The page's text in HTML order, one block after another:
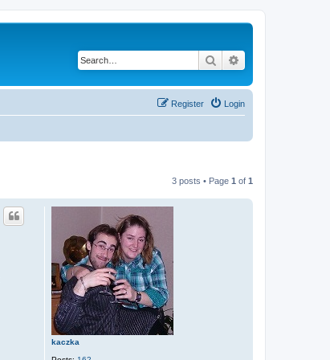
Search
Login
Register
3 posts • Page 1 of 1
kaczka